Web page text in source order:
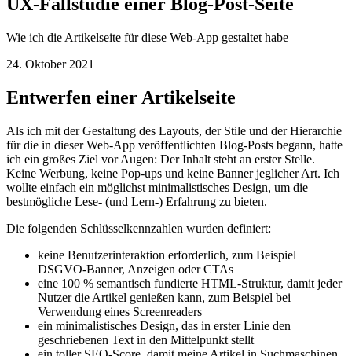
UX-Fallstudie einer Blog-Post-Seite
24. Oktober 2021
Entwerfen einer Artikelseite
Als ich mit der Gestaltung des Layouts, der Stile und der Hierarchie
für die in dieser Web-App veröffentlichten Blog-Posts begann, hatte
ich ein großes Ziel vor Augen: Der Inhalt steht an erster Stelle.
Keine Werbung, keine Pop-ups und keine Banner jeglicher Art. Ich
wollte einfach ein möglichst minimalistisches Design, um die
bestmögliche Lese- (und Lern-) Erfahrung zu bieten.
Die folgenden Schlüsselkennzahlen wurden definiert:
keine Benutzerinteraktion erforderlich, zum Beispiel
DSGVO-Banner, Anzeigen oder CTAs
eine 100 % semantisch fundierte HTML-Struktur, damit jeder
Nutzer die Artikel genießen kann, zum Beispiel bei
Verwendung eines Screenreaders